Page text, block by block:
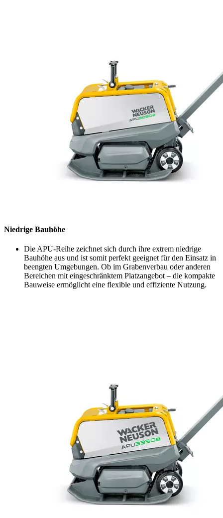
Niedrige Bauhöhe
Die APU-Reihe zeichnet sich durch ihre extrem niedrige
Bauhöhe aus und ist somit perfekt geeignet für den Einsatz in
beengten Umgebungen. Ob im Grabenverbau oder anderen
Bereichen mit eingeschränktem Platzangebot – die kompakte
Bauweise ermöglicht eine flexible und effiziente Nutzung.